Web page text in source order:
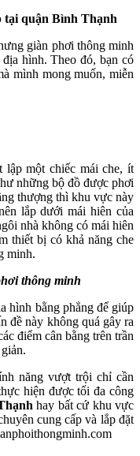
tại quận Bình Thạnh
giàn phơi thông minh
hình. Theo đó, bạn có
mình mong muốn, miễn
lập một chiếc mái che, ít
những bộ đồ được phơi
thượng thì khu vực này
lắp dưới mái hiên của
nhà không có mái hiên
thiết bị có khả năng che
minh.
thông minh
hình bằng phẳng để giúp
đề này không quá gây ra
điểm cân bằng trên trần
năng vượt trội chỉ cần
hiện được tối đa công
hay bất cứ khu vực
cung cấp và lắp đặt